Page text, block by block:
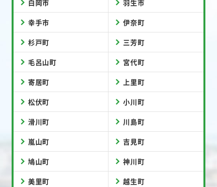
白岡市 羽生市
幸手市 伊奈町
杉戸町 三芳町
毛呂山町 宮代町
寄居町 上里町
松伏町 小川町
滑川町 川島町
嵐山町 吉見町
鳩山町 神川町
美里町 越生町